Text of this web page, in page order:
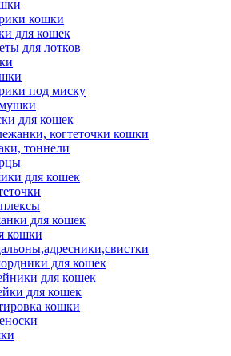
кошки
для кошек
для лотков
под миску
для кошек
когтеточки кошки
тоннели
для кошек
для кошек
кошки
для кошек
для кошек
для кошек
кошки